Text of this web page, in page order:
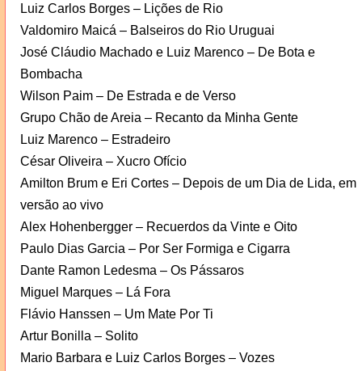
Luiz Carlos Borges – Lições de Rio
Valdomiro Maicá – Balseiros do Rio Uruguai
José Cláudio Machado e Luiz Marenco – De Bota e
Bombacha
Wilson Paim – De Estrada e de Verso
Grupo Chão de Areia – Recanto da Minha Gente
Luiz Marenco – Estradeiro
César Oliveira – Xucro Ofício
Amilton Brum e Eri Cortes – Depois de um Dia de Lida, em
versão ao vivo
Alex Hohenbergger – Recuerdos da Vinte e Oito
Paulo Dias Garcia – Por Ser Formiga e Cigarra
Dante Ramon Ledesma – Os Pássaros
Miguel Marques – Lá Fora
Flávio Hanssen – Um Mate Por Ti
Artur Bonilla – Solito
Mario Barbara e Luiz Carlos Borges – Vozes